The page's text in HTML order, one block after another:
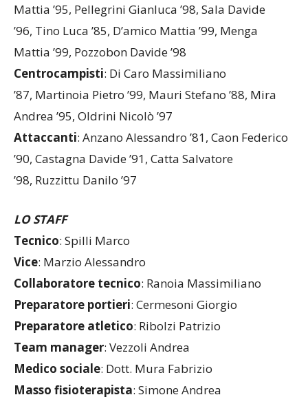
Mattia ’95, Pellegrini Gianluca ’98, Sala Davide
’96, Tino Luca ’85, D’amico Mattia ’99, Menga
Mattia ’99, Pozzobon Davide ’98
Centrocampisti: Di Caro Massimiliano
’87, Martinoia Pietro ’99, Mauri Stefano ’88, Mira
Andrea ’95, Oldrini Nicolò ’97
Attaccanti: Anzano Alessandro ’81, Caon Federico
’90, Castagna Davide ’91, Catta Salvatore
’98, Ruzzittu Danilo ’97
LO STAFF
Tecnico: Spilli Marco
Vice: Marzio Alessandro
Collaboratore tecnico: Ranoia Massimiliano
Preparatore portieri: Cermesoni Giorgio
Preparatore atletico: Ribolzi Patrizio
Team manager: Vezzoli Andrea
Medico sociale: Dott. Mura Fabrizio
Masso fisioterapista: Simone Andrea